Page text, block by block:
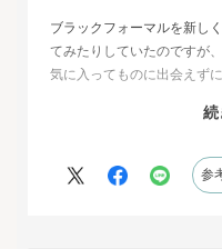
ブラックフォーマルを新し
てみたりしていたのですが
気に入ってものに出会えず
することが出来ました。最
は、生地もデザインも大満
続
参